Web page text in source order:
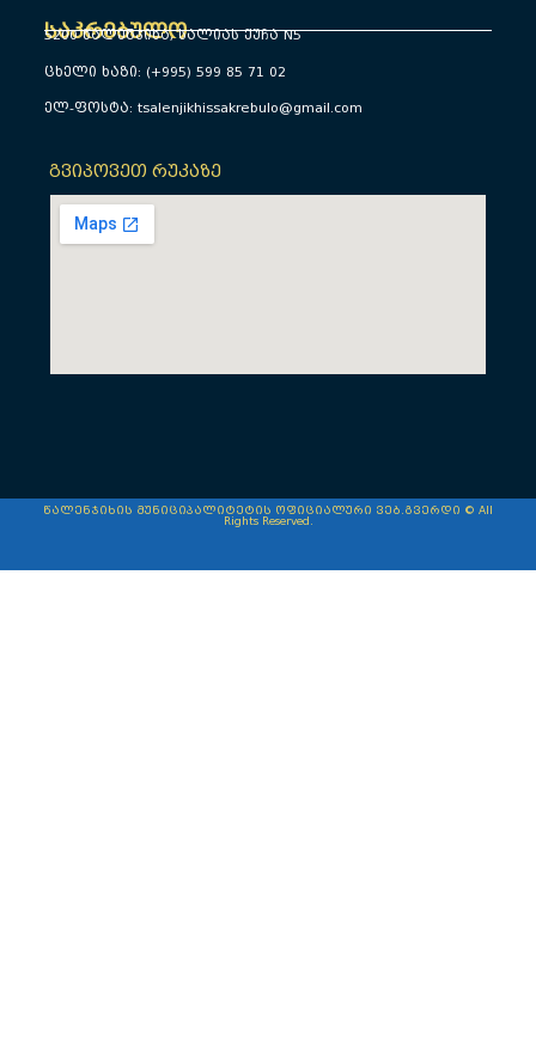
საკრებულო
5200 წალენჯიხა, სალიას ქუჩა N5
ცხელი ხაზი: (+995) 599 85 71 02
ელ-ფოსტა: tsalenjikhissakrebulo@gmail.com
გვიპოვეთ რუკაზე
წალენჯიხის მუნიციპალიტეტის ოფიციალური ვებ.გვერდი © All
Rights Reserved.